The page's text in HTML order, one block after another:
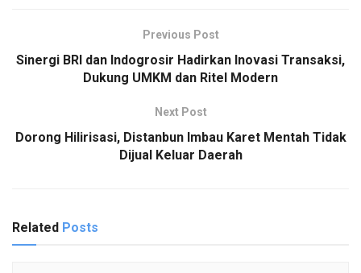
Previous Post
Sinergi BRI dan Indogrosir Hadirkan Inovasi Transaksi,
Dukung UMKM dan Ritel Modern
Next Post
Dorong Hilirisasi, Distanbun Imbau Karet Mentah Tidak
Dijual Keluar Daerah
Related Posts